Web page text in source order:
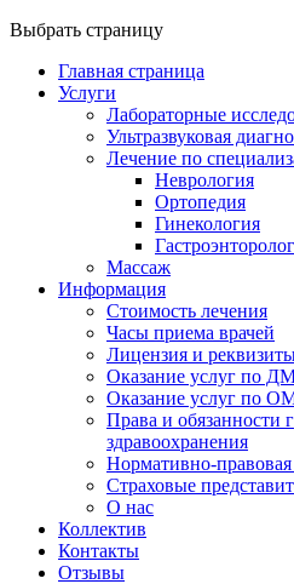
Выбрать страницу
Главная страница
Услуги
Лабораторные
Ультразвуковая
Лечение по
Неврология
Ортопедия
Гинекология
Массаж
Информация
Стоимость лечения
Часы приема врачей
Лицензия и
Оказание услуг по
Оказание услуг по
Права и обязанности
здравоохранения
Нормативно-
Страховые
О нас
Коллектив
Контакты
Отзывы